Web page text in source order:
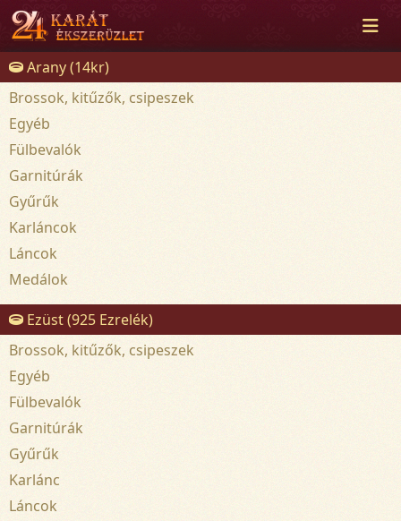
Arany (14kr)
Brossok, kitűzők, csipeszek
Egyéb
Fülbevalók
Garnitúrák
Gyűrűk
Karláncok
Láncok
Medálok
Ezüst (925 Ezrelék)
Brossok, kitűzők, csipeszek
Egyéb
Fülbevalók
Garnitúrák
Gyűrűk
Karlánc
Láncok